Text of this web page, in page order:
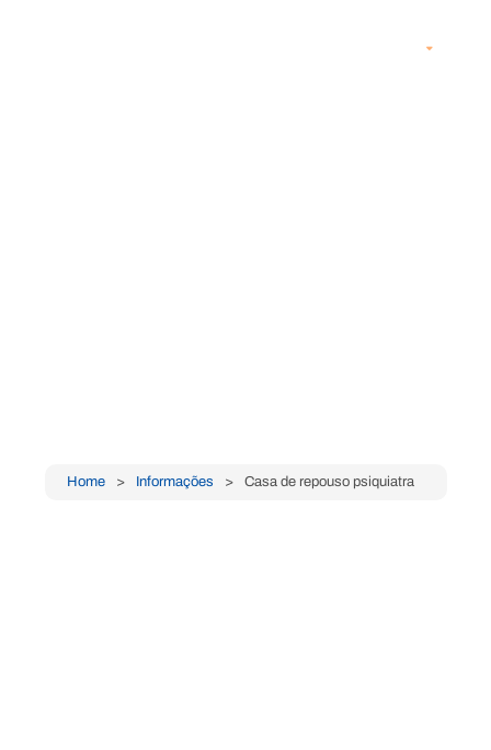
Home Informações Casa de repouso psiquiatra